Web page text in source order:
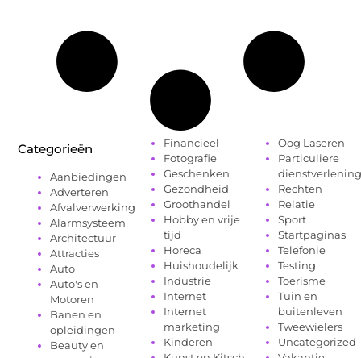
Categorieën
Aanbiedingen
Adverteren
Afvalverwerking
Alarmsysteem
Architectuur
Attracties
Auto
Auto's en
Motoren
Banen en
opleidingen
Beauty en
Financieel
Fotografie
Geschenken
Gezondheid
Groothandel
Hobby en vrije
tijd
Horeca
Huishoudelijk
Industrie
Internet
Internet
marketing
Kinderen
Oog Laseren
Particuliere
dienstverlening
Rechten
Relatie
Sport
Startpaginas
Telefonie
Testing
Toerisme
Tuin en
buitenleven
Tweewielers
Uncategorized